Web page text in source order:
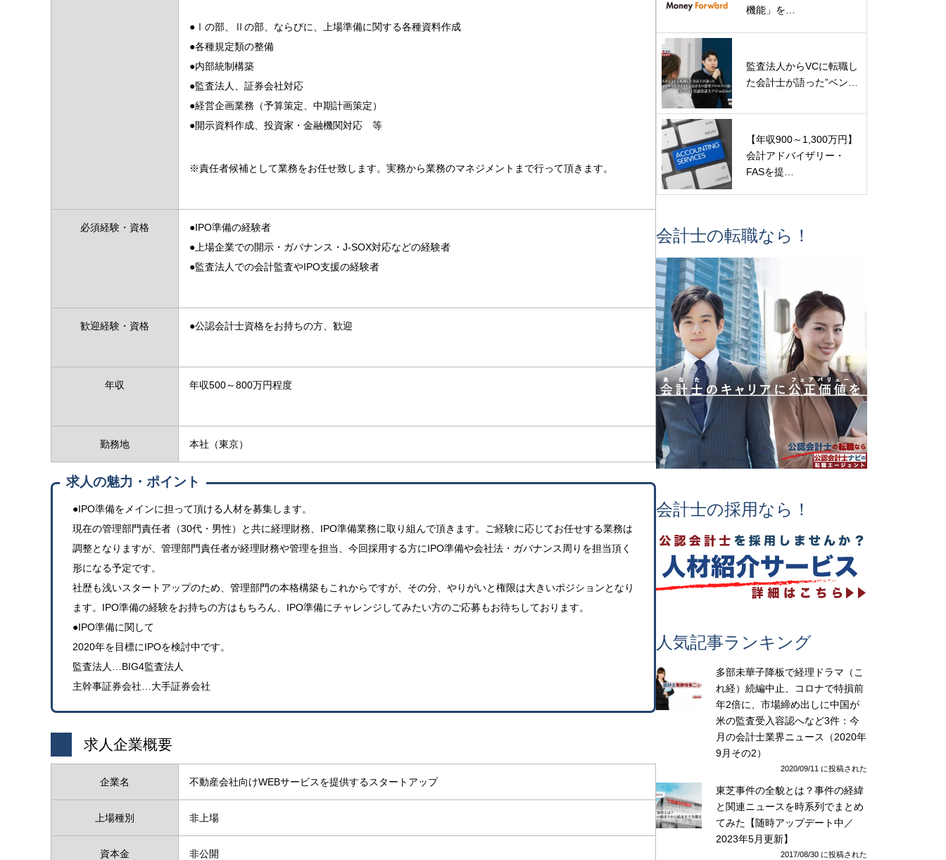
●Ⅰの部、Ⅱの部、ならびに、上場準備に関する各種資料作成
●各種規定類の整備
●内部統制構築
●監査法人、証券会社対応
●経営企画業務（予算策定、中期計画策定）
●開示資料作成、投資家・金融機関対応 等
※責任者候補として業務をお任せ致します。実務から業務のマネジメントまで行って頂きます。
必須経験・資格
●IPO準備の経験者
●上場企業での開示・ガバナンス・J-SOX対応などの経験者
●監査法人での会計監査やIPO支援の経験者
歓迎経験・資格 ●公認会計士資格をお持ちの方、歓迎
年収 年収500～800万円程度
勤務地 本社（東京）
求人の魅力・ポイント
●IPO準備をメインに担って頂ける人材を募集します。
現在の管理部門責任者（30代・男性）と共に経理財務、IPO準備業務に取り組んで頂きます。ご経験に応じてお任せする業務は
調整となりますが、管理部門責任者が経理財務や管理を担当、今回採用する方にIPO準備や会社法・ガバナンス周りを担当頂く
形になる予定です。
社歴も浅いスタートアップのため、管理部門の本格構築もこれからですが、その分、やりがいと権限は大きいポジションとなり
ます。IPO準備の経験をお持ちの方はもちろん、IPO準備にチャレンジしてみたい方のご応募もお待ちしております。
●IPO準備に関して
2020年を目標にIPOを検討中です。
監査法人…BIG4監査法人
主幹事証券会社…大手証券会社
求人企業概要
企業名 不動産会社向けWEBサービスを提供するスタートアップ
上場種別 非上場
資本金 非公開
機能」を…
監査法人からVCに転職し
た会計士が語った”ベン…
【年収900～1,300万円】
会計アドバイザリー・
FASを提…
会計士の転職なら！
会計士の採用なら！
人気記事ランキング
多部未華子降板で経理ドラマ（こ
れ経）続編中止、コロナで特損前
年2倍に、市場締め出しに中国が
米の監査受入容認へなど3件：今
月の会計士業界ニュース（2020年
9月その2）
2020/09/11 に投稿された
東芝事件の全貌とは？事件の経緯
と関連ニュースを時系列でまとめ
てみた【随時アップデート中／
2023年5月更新】
2017/08/30 に投稿された